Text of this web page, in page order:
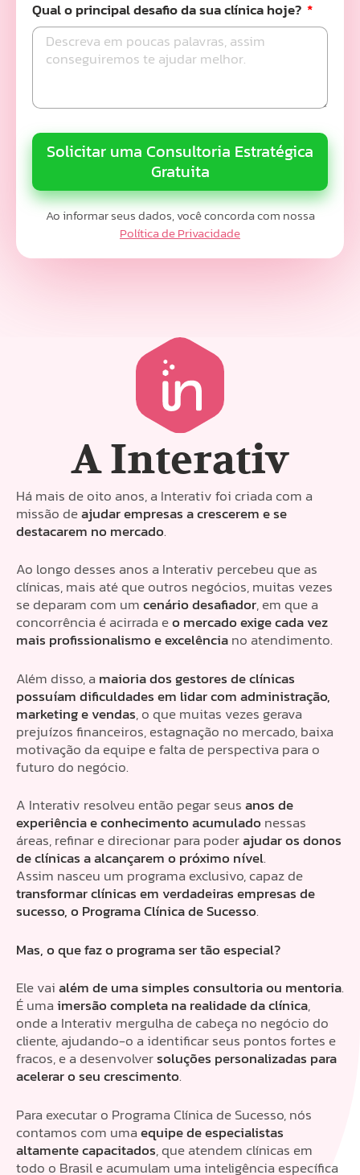
Qual o principal desafio da sua clínica hoje?
Solicitar uma Consultoria Estratégica
Gratuita
Ao informar seus dados, você concorda com nossa
Política de Privacidade
A Interativ
Há mais de oito anos, a Interativ foi criada com a
missão deajudar empresas a crescerem e se
destacarem no mercado.
Ao longo desses anos a Interativ percebeu que as
clínicas, mais até que outros negócios, muitas vezes
se deparam com umcenário desafiador, em que a
concorrência é acirrada eo mercado exige cada vez
mais profissionalismo e excelênciano atendimento.
Além disso, a maioria dos gestores de clínicas
possuíam dificuldades em lidar com administração,
marketing e vendas, o que muitas vezes gerava
prejuízos financeiros, estagnação no mercado, baixa
motivação da equipe e falta de perspectiva para o
futuro do negócio.
A Interativ resolveu então pegar seusanos de
experiência e conhecimento acumulado nessas
áreas, refinar e direcionar para poderajudar os donos
de clínicas a alcançarem o próximo nível.
Assim nasceu um programa exclusivo, capaz de
transformar clínicas em verdadeiras empresas de
sucesso, o Programa Clínica de Sucesso.
Mas, o que faz o programa ser tão especial?
Ele vaialém de uma simples consultoria ou mentoria.
É umaimersão completa na realidade da clínica,
onde a Interativ mergulha de cabeça no negócio do
cliente, ajudando-o a identificar seus pontos fortes e
fracos, e a desenvolversoluções personalizadas para
acelerar o seu crescimento.
Para executar o Programa Clínica de Sucesso, nós
contamos com umaequipe de especialistas
altamente capacitados, que atendem clínicas em
todo o Brasil e acumulam uma inteligência específica